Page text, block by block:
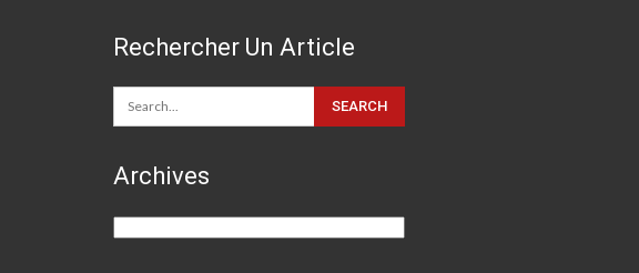
Rechercher Un Article
Archives